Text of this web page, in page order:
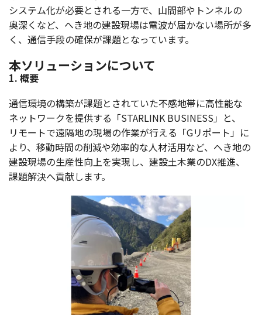
システム化が必要とされる一方で、 山間部や トンネルの
奥深くなど、へき地の建設現場は電波が届かない場所が多
く、 通信手段の確保が課題となっています。
本ソリューションについて
1. 概要
通信環境の構築が課題とされていた不感地帯に高性能な
ネットワークを提供する「STARLINK BUSINESS」と、
リモートで遠隔地の現場の作業が行える「Gリポート」に
より、 移動時間の削減や効率的な人材活用など、へき地の
建設現場の生産性向上を実現し、 建設土木業のDX推進、
課題解決へ貢献します。